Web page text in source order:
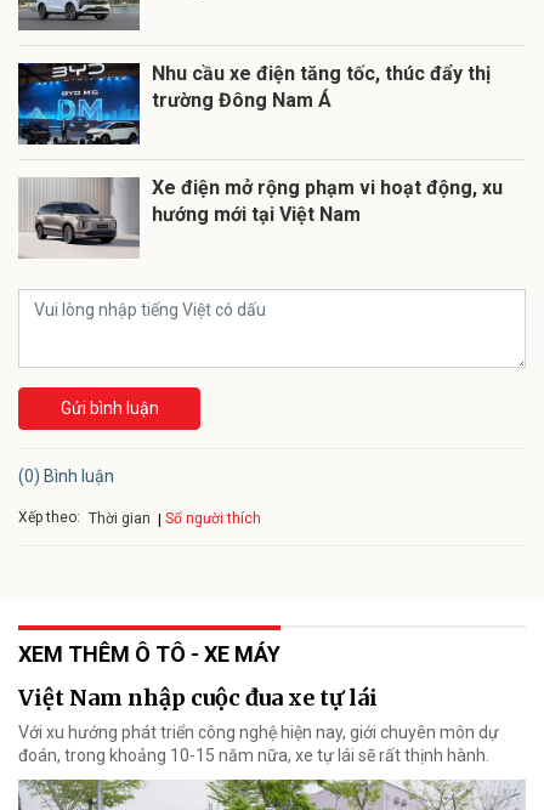
Nhu cầu xe điện tăng tốc, thúc đẩy thị
trường Đông Nam Á
Xe điện mở rộng phạm vi hoạt động, xu
hướng mới tại Việt Nam
Gửi bình luận
(0) Bình luận
Xếp theo: Thời gian Số người thích
XEM THÊM Ô TÔ - XE MÁY
Việt Nam nhập cuộc đua xe tự lái
Với xu hướng phát triển công nghệ hiện nay, giới chuyên môn dự
đoán, trong khoảng 10-15 năm nữa, xe tự lái sẽ rất thịnh hành.